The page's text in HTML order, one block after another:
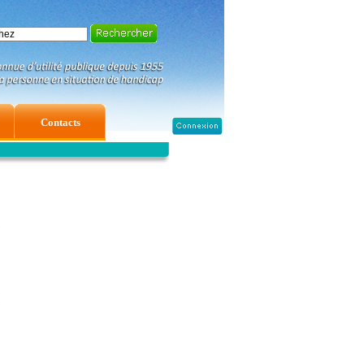
Contacts